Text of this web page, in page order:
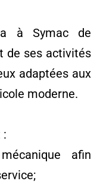
à Symac de
de ses activités
adaptées aux
moderne.
:
afin